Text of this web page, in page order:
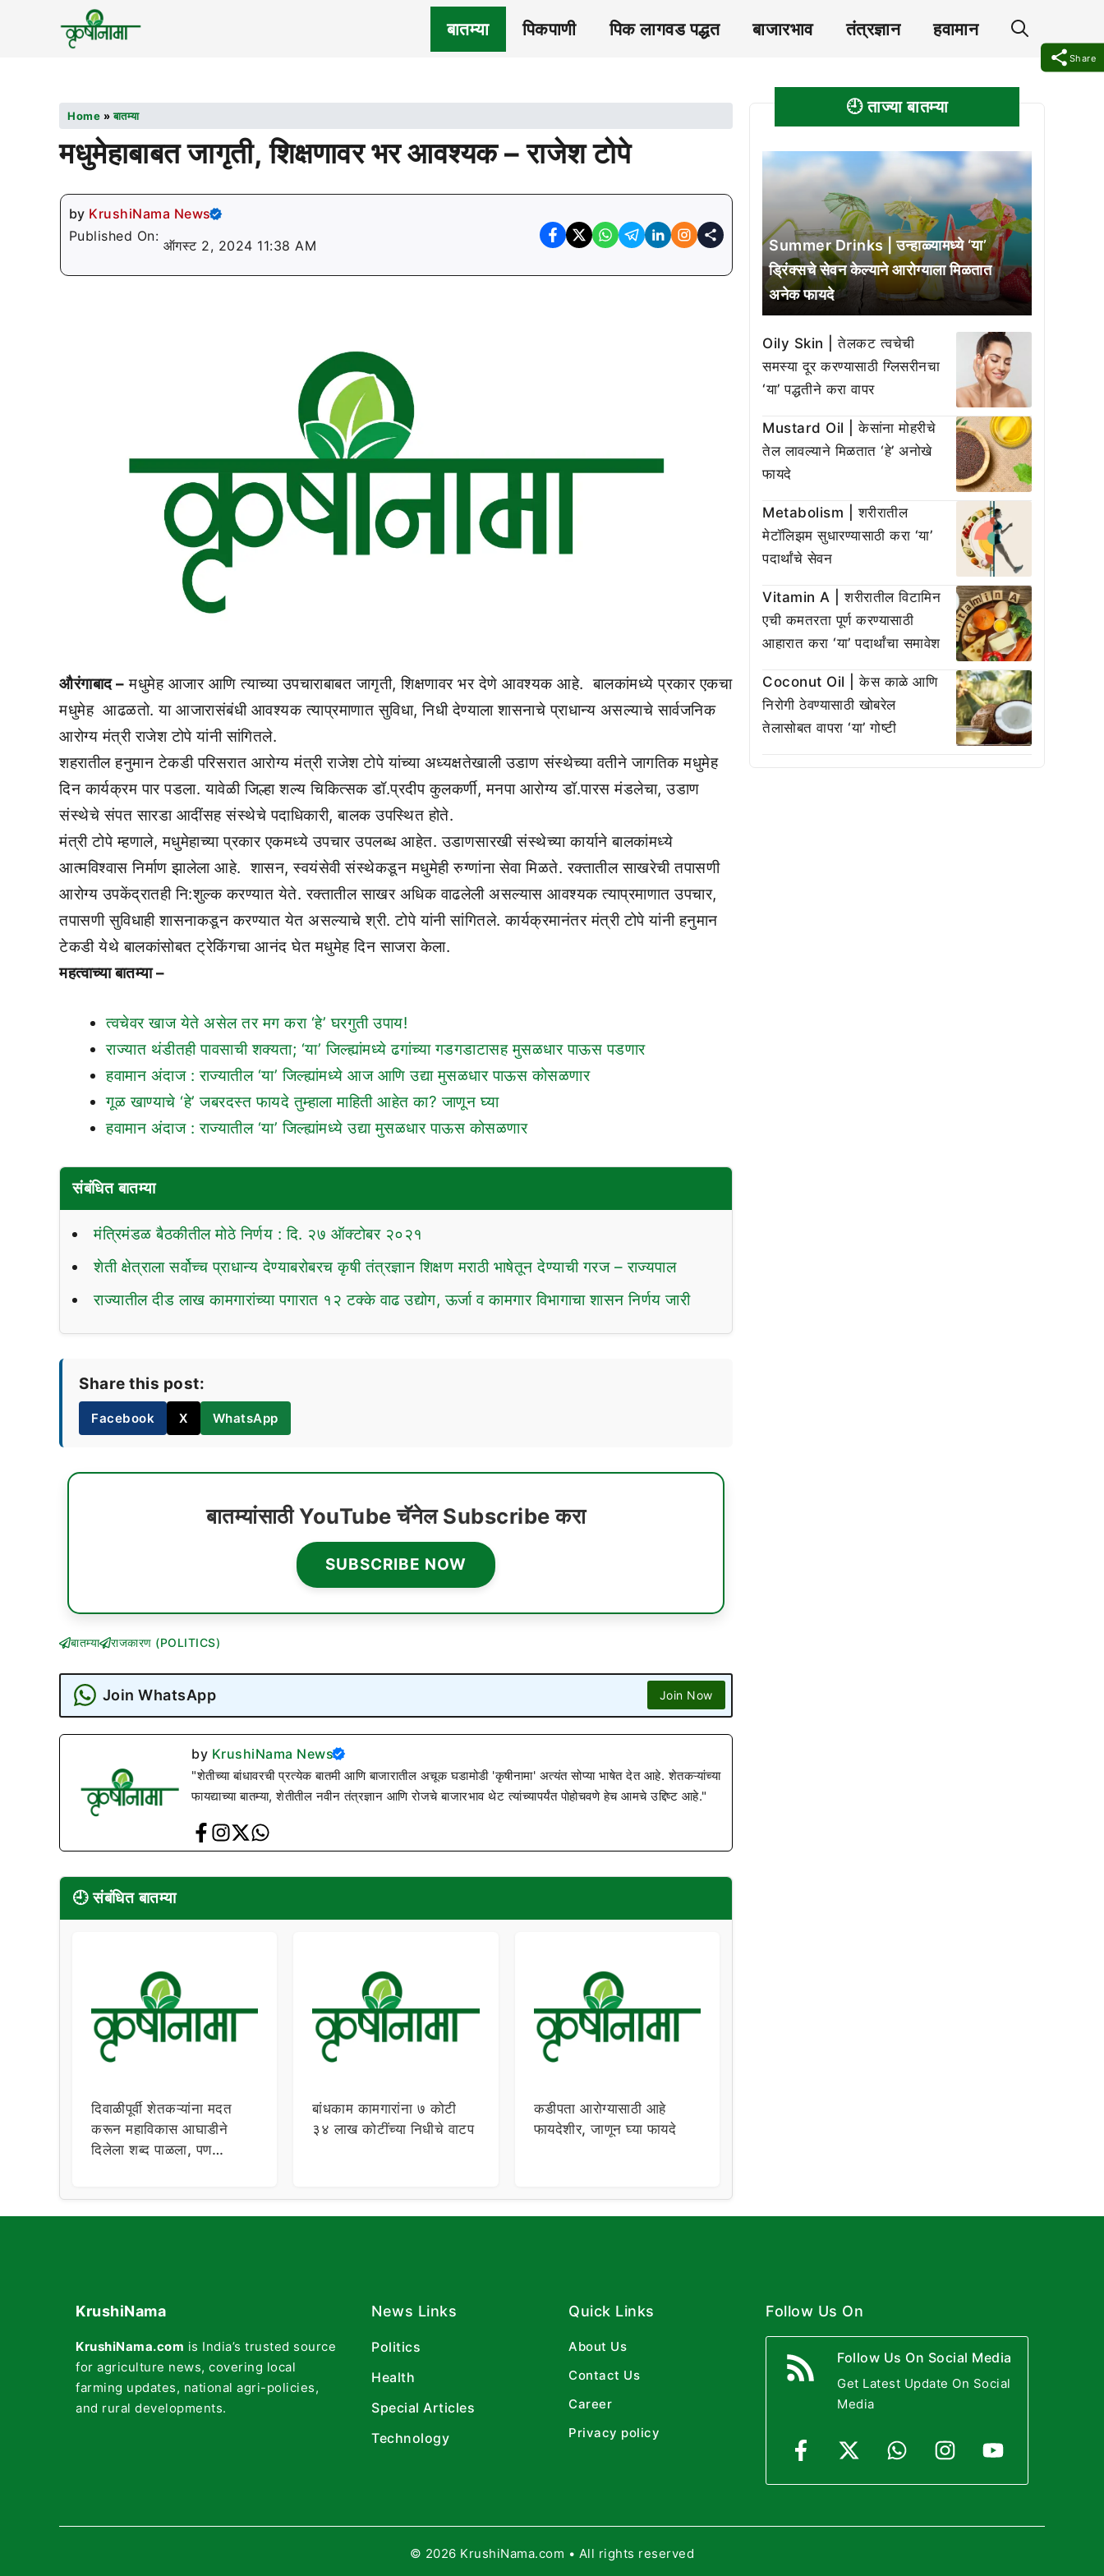
बातम्या पिकपाणी पिक लागवड पद्धत बाजारभाव तंत्रज्ञान हवामान
Share
Home »बातम्या
मधुमेहाबाबत जागृती, शिक्षणावर भर आवश्यक – राजेश टोपे
by KrushiNama News
Published On:
ऑगस्ट 2, 2024 11:38 AM
औरंगाबाद – मधुमेह आजार आणि त्याच्या उपचाराबाबत जागृती, शिक्षणावर भर देणे आवश्यक आहे. बालकांमध्ये प्रकार एकचा
मधुमेह आढळतो. या आजारासंबंधी आवश्यक त्याप्रमाणात सुविधा, निधी देण्याला शासनाचे प्राधान्य असल्याचे सार्वजनिक
आरोग्य मंत्री राजेश टोपे यांनी सांगितले.
शहरातील हनुमान टेकडी परिसरात आरोग्य मंत्री राजेश टोपे यांच्या अध्यक्षतेखाली उडाण संस्थेच्या वतीने जागतिक मधुमेह
दिन कार्यक्रम पार पडला. यावेळी जिल्हा शल्य चिकित्सक डॉ.प्रदीप कुलकर्णी, मनपा आरोग्य डॉ.पारस मंडलेचा, उडाण
संस्थेचे संपत सारडा आदींसह संस्थेचे पदाधिकारी, बालक उपस्थित होते.
मंत्री टोपे म्हणाले, मधुमेहाच्या प्रकार एकमध्ये उपचार उपलब्ध आहेत. उडाणसारखी संस्थेच्या कार्याने बालकांमध्ये
आत्मविश्वास निर्माण झालेला आहे. शासन, स्वयंसेवी संस्थेकडून मधुमेही रुग्णांना सेवा मिळते. रक्तातील साखरेची तपासणी
आरोग्य उपकेंद्रातही नि:शुल्क करण्यात येते. रक्तातील साखर अधिक वाढलेली असल्यास आवश्यक त्याप्रमाणात उपचार,
तपासणी सुविधाही शासनाकडून करण्यात येत असल्याचे श्री. टोपे यांनी सांगितले. कार्यक्रमानंतर मंत्री टोपे यांनी हनुमान
टेकडी येथे बालकांसोबत ट्रेकिंगचा आनंद घेत मधुमेह दिन साजरा केला.
महत्वाच्या बातम्या –
त्वचेवर खाज येते असेल तर मग करा ‘हे’ घरगुती उपाय!
राज्यात थंडीतही पावसाची शक्यता; ‘या’ जिल्ह्यांमध्ये ढगांच्या गडगडाटासह मुसळधार पाऊस पडणार
हवामान अंदाज : राज्यातील ‘या’ जिल्ह्यांमध्ये आज आणि उद्या मुसळधार पाऊस कोसळणार
गूळ खाण्याचे ‘हे’ जबरदस्त फायदे तुम्हाला माहिती आहेत का? जाणून घ्या
हवामान अंदाज : राज्यातील ‘या’ जिल्ह्यांमध्ये उद्या मुसळधार पाऊस कोसळणार
संबंधित बातम्या
मंत्रिमंडळ बैठकीतील मोठे निर्णय : दि. २७ ऑक्टोबर २०२१
शेती क्षेत्राला सर्वोच्च प्राधान्य देण्याबरोबरच कृषी तंत्रज्ञान शिक्षण मराठी भाषेतून देण्याची गरज – राज्यपाल
राज्यातील दीड लाख कामगारांच्या पगारात १२ टक्के वाढ उद्योग, ऊर्जा व कामगार विभागाचा शासन निर्णय जारी
Share this post:
Facebook X WhatsApp
बातम्यांसाठी YouTube चॅनेल Subscribe करा
SUBSCRIBE NOW
बातम्या राजकारण (POLITICS)
Join WhatsApp Join Now
by KrushiNama News
"शेतीच्या बांधावरची प्रत्येक बातमी आणि बाजारातील अचूक घडामोडी 'कृषीनामा' अत्यंत सोप्या भाषेत देत आहे. शेतकऱ्यांच्या
फायद्याच्या बातम्या, शेतीतील नवीन तंत्रज्ञान आणि रोजचे बाजारभाव थेट त्यांच्यापर्यंत पोहोचवणे हेच आमचे उद्दिष्ट आहे."
🕘 संबंधित बातम्या
दिवाळीपूर्वी शेतकऱ्यांना मदत
करून महाविकास आघाडीने
दिलेला शब्द पाळला, पण
बांधकाम कामगारांना ७ कोटी
३४ लाख कोटींच्या निधीचे वाटप
कडीपता आरोग्यासाठी आहे
फायदेशीर, जाणून घ्या फायदे
🕘 ताज्या बातम्या
Summer Drinks | उन्हाळ्यामध्ये ‘या’
ड्रिंक्सचे सेवन केल्याने आरोग्याला मिळतात
अनेक फायदे
Oily Skin | तेलकट त्वचेची
समस्या दूर करण्यासाठी ग्लिसरीनचा
‘या’ पद्धतीने करा वापर
Mustard Oil | केसांना मोहरीचे
तेल लावल्याने मिळतात ‘हे’ अनोखे
फायदे
Metabolism | शरीरातील
मेटॉलिझम सुधारण्यासाठी करा ‘या’
पदार्थांचे सेवन
Vitamin A | शरीरातील विटामिन
एची कमतरता पूर्ण करण्यासाठी
आहारात करा ‘या’ पदार्थांचा समावेश
Coconut Oil | केस काळे आणि
निरोगी ठेवण्यासाठी खोबरेल
तेलासोबत वापरा ‘या’ गोष्टी
KrushiNama
KrushiNama.com is India’s trusted source
for agriculture news, covering local
farming updates, national agri-policies,
and rural developments.
News Links
Politics
Health
Special Articles
Technology
Quick Links
About Us
Contact Us
Career
Privacy policy
Follow Us On
Follow Us On Social Media
Get Latest Update On Social
Media
© 2026 KrushiNama.com • All rights reserved